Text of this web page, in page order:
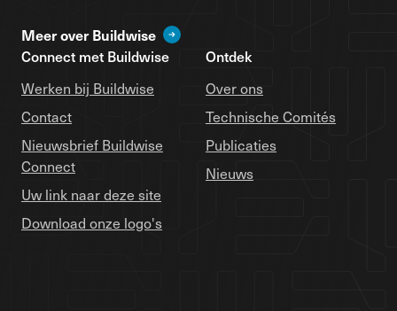
Meer over Buildwise
Connect met Buildwise
Werken bij Buildwise
Contact
Nieuwsbrief Buildwise
Connect
Uw link naar deze site
Download onze logo's
Ontdek
Over ons
Technische Comités
Publicaties
Nieuws